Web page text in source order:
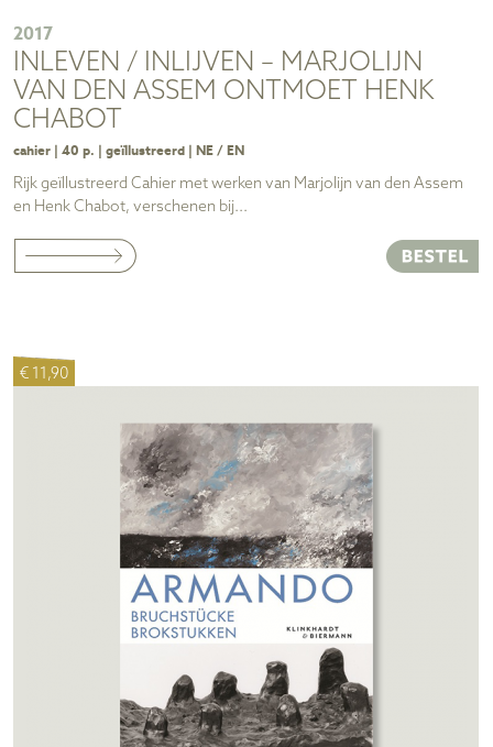
2017
INLEVEN / INLIJVEN – MARJOLIJN
VAN DEN ASSEM ONTMOET HENK
CHABOT
cahier | 40 p. | geïllustreerd | NE / EN
Rijk geïllustreerd Cahier met werken van Marjolijn van den Assem
en Henk Chabot, verschenen bij...
€ 11,90